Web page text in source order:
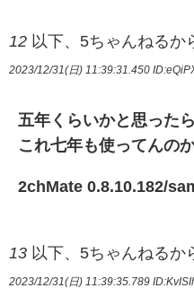
12 以下、5ちゃんねるか
2023/12/31(日) 11:39:31.450
五年くらいかと思った
これ七年も使ってんの
2chMate 0.8.10.182/
13 以下、5ちゃんねるか
2023/12/31(日) 11:39:35.789